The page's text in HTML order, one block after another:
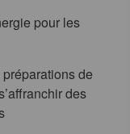
pour les
de
des